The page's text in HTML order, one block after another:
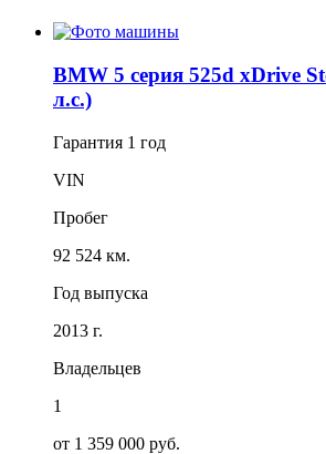
BMW 5 серия 525d xDrive
л.с.)
Гарантия 1 год
VIN
Пробег
92 524 км.
Год выпуска
2013 г.
Владельцев
1
от 1 359 000 руб.